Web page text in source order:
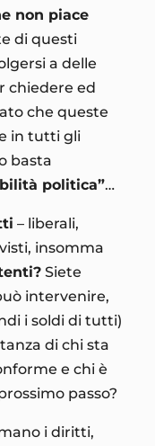
non piace
di questi
a delle
chiedere ed
che queste
in tutti gli
basta
politica”…
– liberali,
insomma
Siete
intervenire,
i soldi di tutti)
di chi sta
e chi è
passo?
i diritti,